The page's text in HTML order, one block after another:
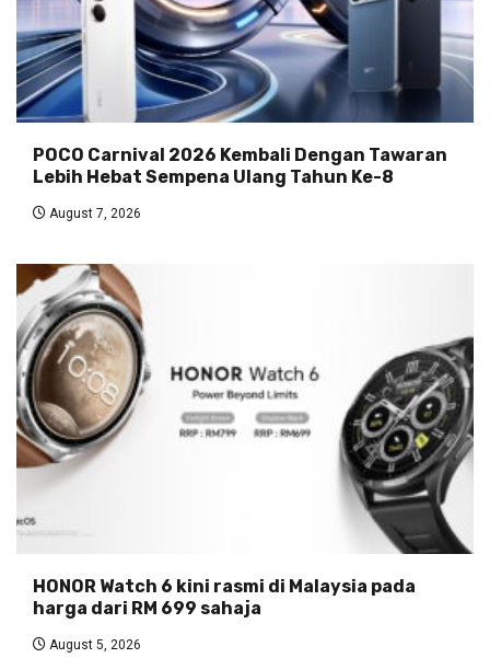
POCO Carnival 2026 Kembali Dengan Tawaran
Lebih Hebat Sempena Ulang Tahun Ke-8
August 7, 2026
HONOR Watch 6 kini rasmi di Malaysia pada
harga dari RM 699 sahaja
August 5, 2026